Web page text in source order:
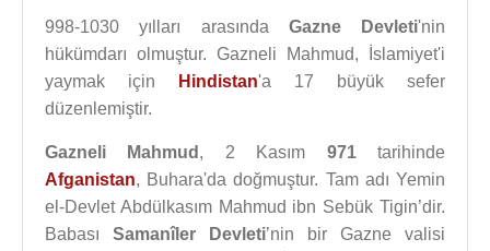
998-1030 yılları arasında Gazne Devleti'nin
hükümdarı olmuştur. Gazneli Mahmud, İslamiyet'i
yaymak için
Hindistan'a 17 büyük sefer
düzenlemiştir.
Gazneli Mahmud , 2 Kasım 971tarihinde
Afganistan, Buhara'da doğmuştur. Tam adı Yemin
el-Devlet Abdülkasım Mahmud ibn Sebük Tigin’dir.
Babası Samanîler Devleti’nin bir Gazne valisi